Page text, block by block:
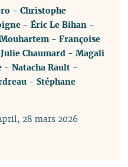
-Christophe
-Éric Le Bihan -
-Françoise
Julie Chaumard -Magali
-Natacha Rault -
-Stéphane
28 mars 2026